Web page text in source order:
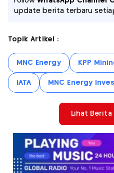
update berita terbaru
Topik Artikel :
MNC Energy KPP
IATA MNC Energy
Lihat Berita